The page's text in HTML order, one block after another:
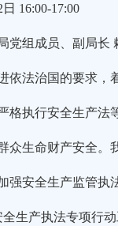
16:00-17:00
党组成员、副局长
依法治国的要求，
格执行安全生产法
众生命财产安全。
强安全生产监管执
生产执法专项行动